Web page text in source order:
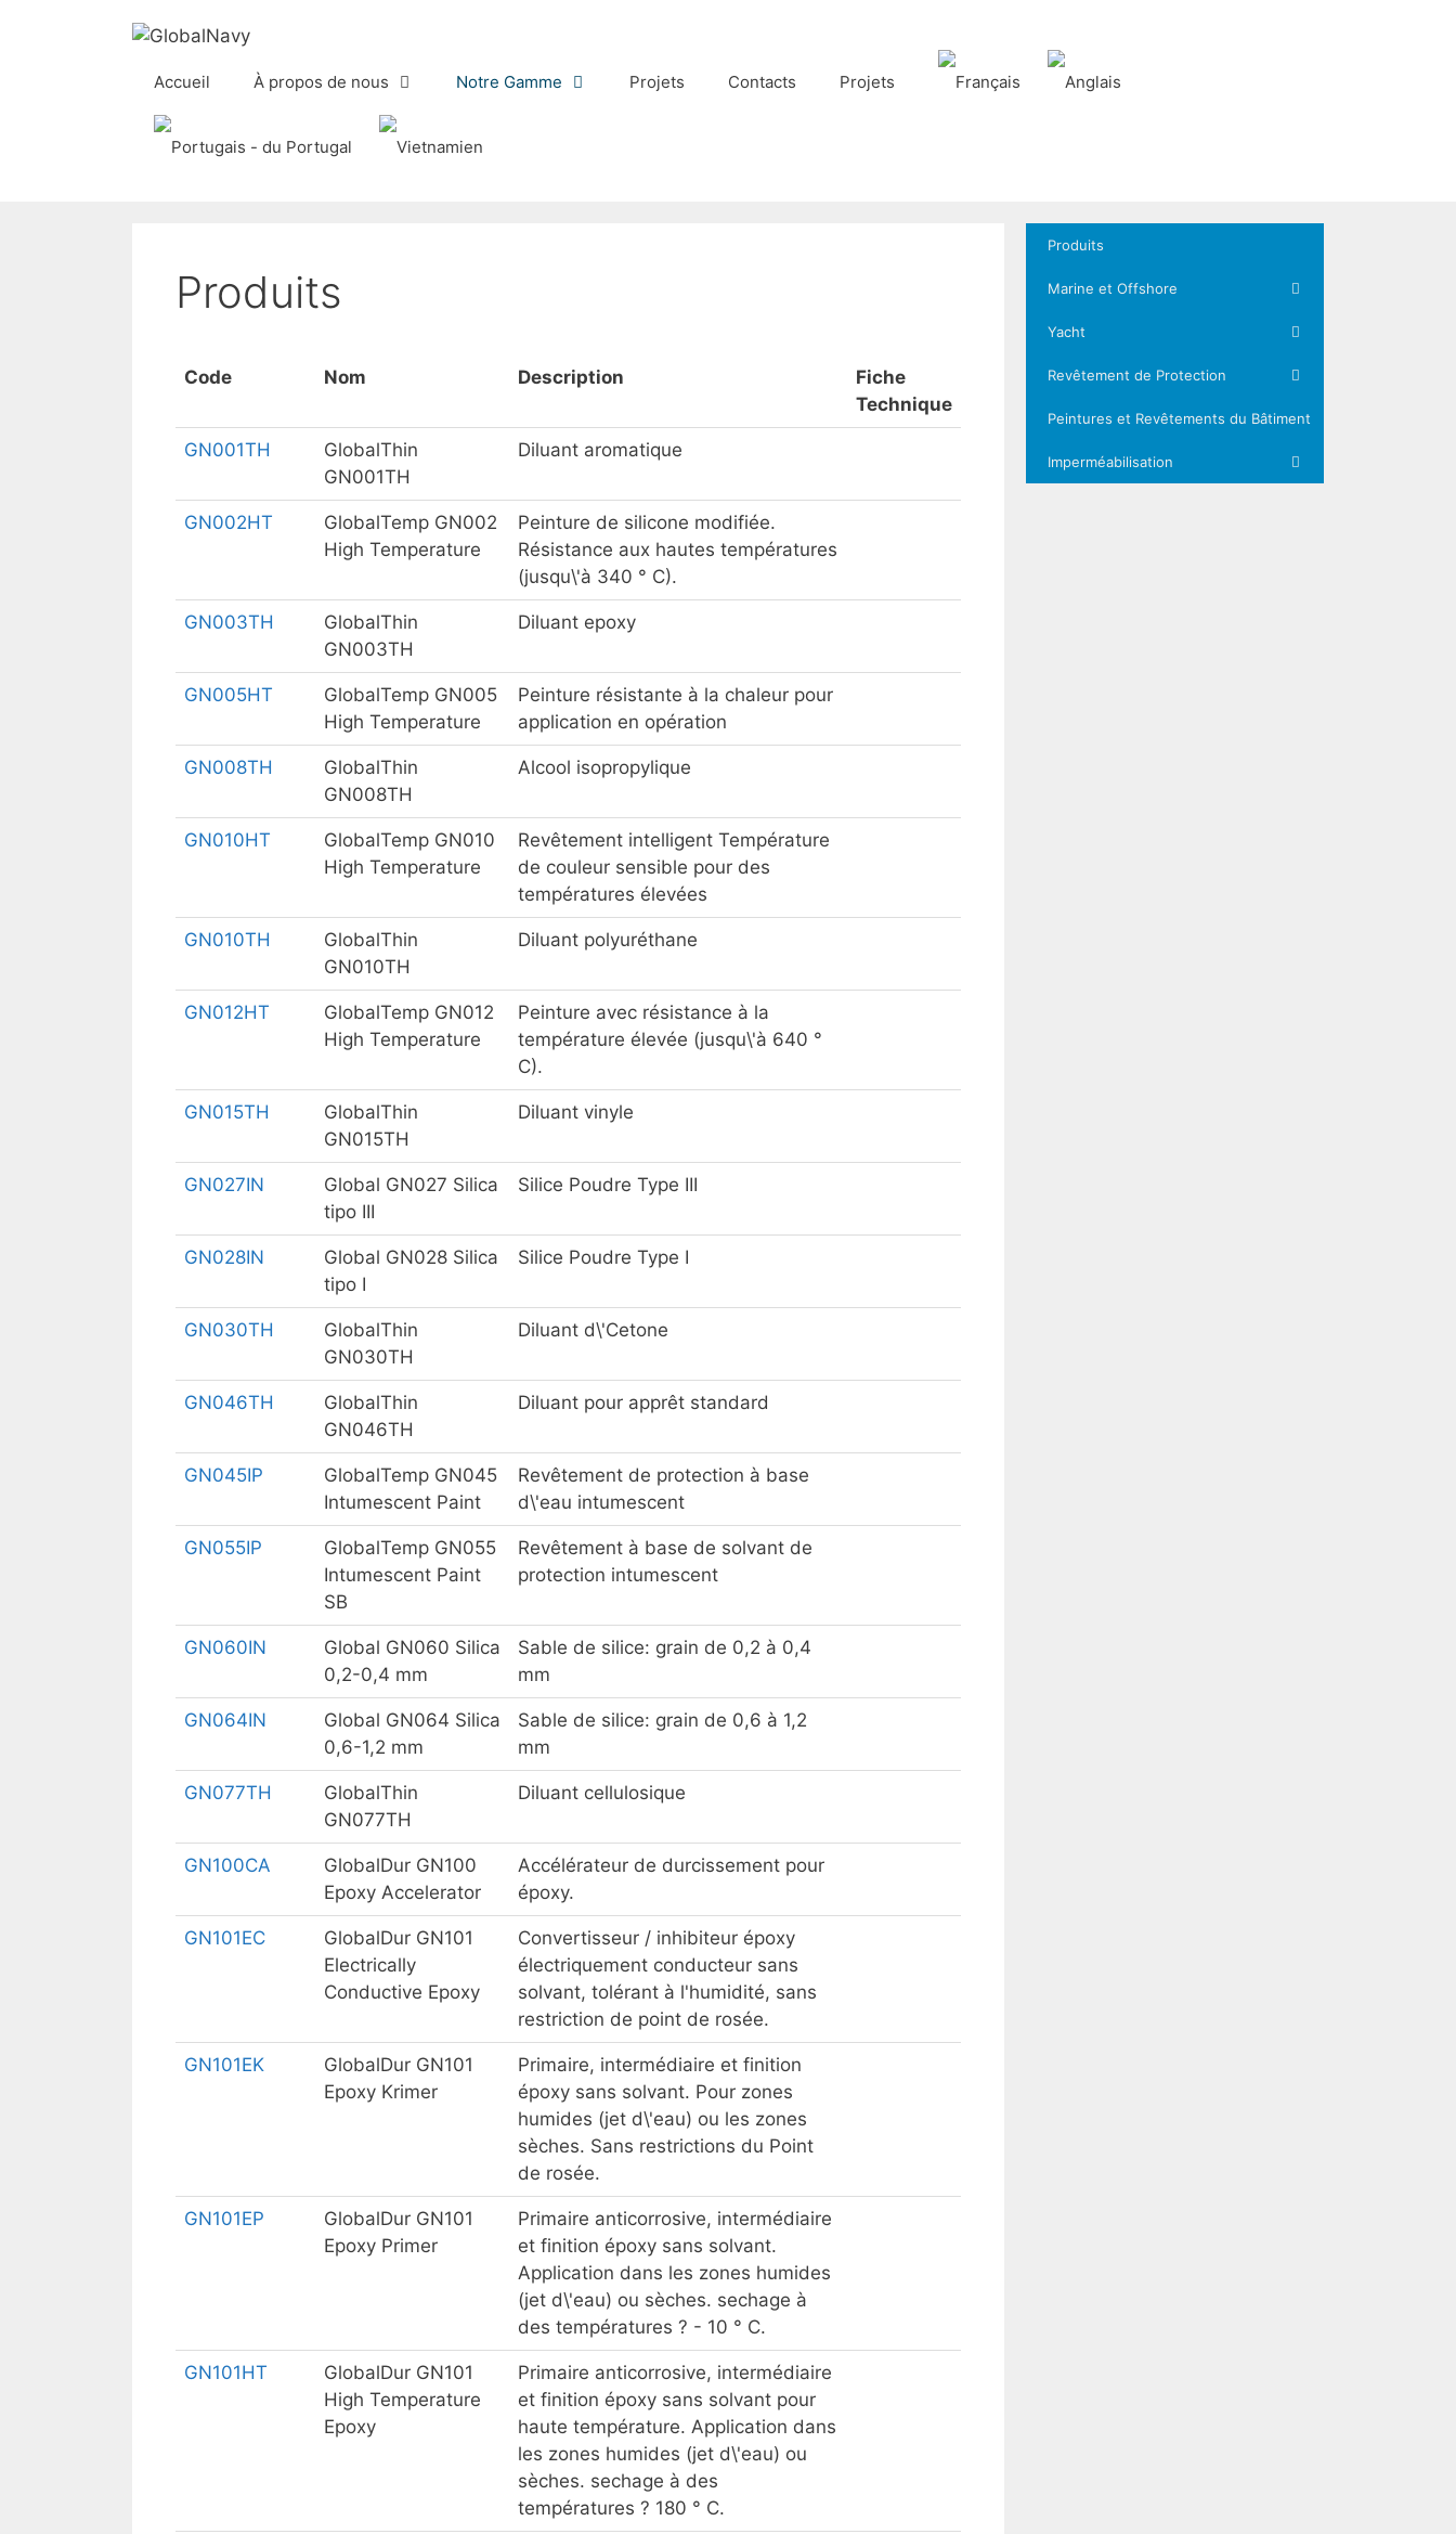
Accueil À propos de nous Notre Gamme Projets Contacts Projets
Produits
Code Nom Description
Fiche
Technique
GN001TH
GlobalThin
GN001TH
Diluant aromatique
GN002HT
GlobalTemp GN002
High Temperature
Peinture de silicone modifiée.
Résistance aux hautes températures
(jusqu\'à 340 ° C).
GN003TH
GlobalThin
GN003TH
Diluant epoxy
GN005HT
GlobalTemp GN005
High Temperature
Peinture résistante à la chaleur pour
application en opération
GN008TH
GlobalThin
GN008TH
Alcool isopropylique
GN010HT
GlobalTemp GN010
High Temperature
Revêtement intelligent Température
de couleur sensible pour des
températures élevées
GN010TH
GlobalThin
GN010TH
Diluant polyuréthane
GN012HT
GlobalTemp GN012
High Temperature
Peinture avec résistance à la
température élevée (jusqu\'à 640 °
C).
GN015TH
GlobalThin
GN015TH
Diluant vinyle
GN027IN
Global GN027 Silica
tipo III
Silice Poudre Type III
GN028IN
Global GN028 Silica
tipo I
Silice Poudre Type I
GN030TH
GlobalThin
GN030TH
Diluant d\'Cetone
GN046TH
GlobalThin
GN046TH
Diluant pour apprêt standard
GN045IP
GlobalTemp GN045
Intumescent Paint
Revêtement de protection à base
d\'eau intumescent
GN055IP
GlobalTemp GN055
Intumescent Paint
SB
Revêtement à base de solvant de
protection intumescent
GN060IN
Global GN060 Silica
0,2-0,4 mm
Sable de silice: grain de 0,2 à 0,4
mm
GN064IN
Global GN064 Silica
0,6-1,2 mm
Sable de silice: grain de 0,6 à 1,2
mm
GN077TH
GlobalThin
GN077TH
Diluant cellulosique
GN100CA
GlobalDur GN100
Epoxy Accelerator
Accélérateur de durcissement pour
époxy.
GN101EC
GlobalDur GN101
Electrically
Conductive Epoxy
Convertisseur / inhibiteur époxy
électriquement conducteur sans
solvant, tolérant à l'humidité, sans
restriction de point de rosée.
GN101EK
GlobalDur GN101
Epoxy Krimer
Primaire, intermédiaire et finition
époxy sans solvant. Pour zones
humides (jet d\'eau) ou les zones
sèches. Sans restrictions du Point
de rosée.
GN101EP
GlobalDur GN101
Epoxy Primer
Primaire anticorrosive, intermédiaire
et finition époxy sans solvant.
Application dans les zones humides
(jet d\'eau) ou sèches. sechage à
des températures ? - 10 ° C.
GN101HT
GlobalDur GN101
High Temperature
Epoxy
Primaire anticorrosive, intermédiaire
et finition époxy sans solvant pour
haute température. Application dans
les zones humides (jet d\'eau) ou
sèches. sechage à des
températures ? 180 ° C.
Produits
Marine et Offshore
Yacht
Revêtement de Protection
Peintures et Revêtements du Bâtiment
Imperméabilisation